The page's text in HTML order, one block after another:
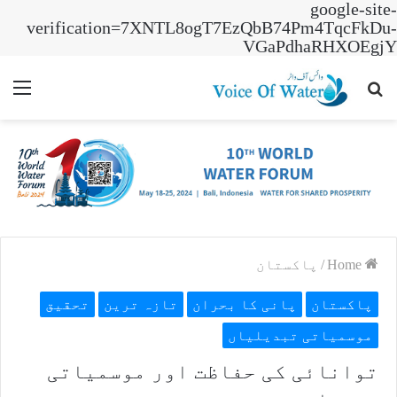
google-site-
verification=7XNTL8ogT7EzQbB74Pm4TqcFkDu-
VGaPdhaRHXOEgjY
Search
/ پاکستان
پاکستان پانی کا بحران تازہ ترین تحقیق
موسمیاتی تبدیلیاں
توانائی کی حفاظت اور موسمیاتی